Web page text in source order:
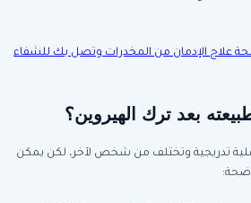
علاج الإدمان من المخدرات وتصل بك للشفاء
بعد ترك الهيروين؟
تدريجية وتختلف من شخص لآخر، لكن يمكن